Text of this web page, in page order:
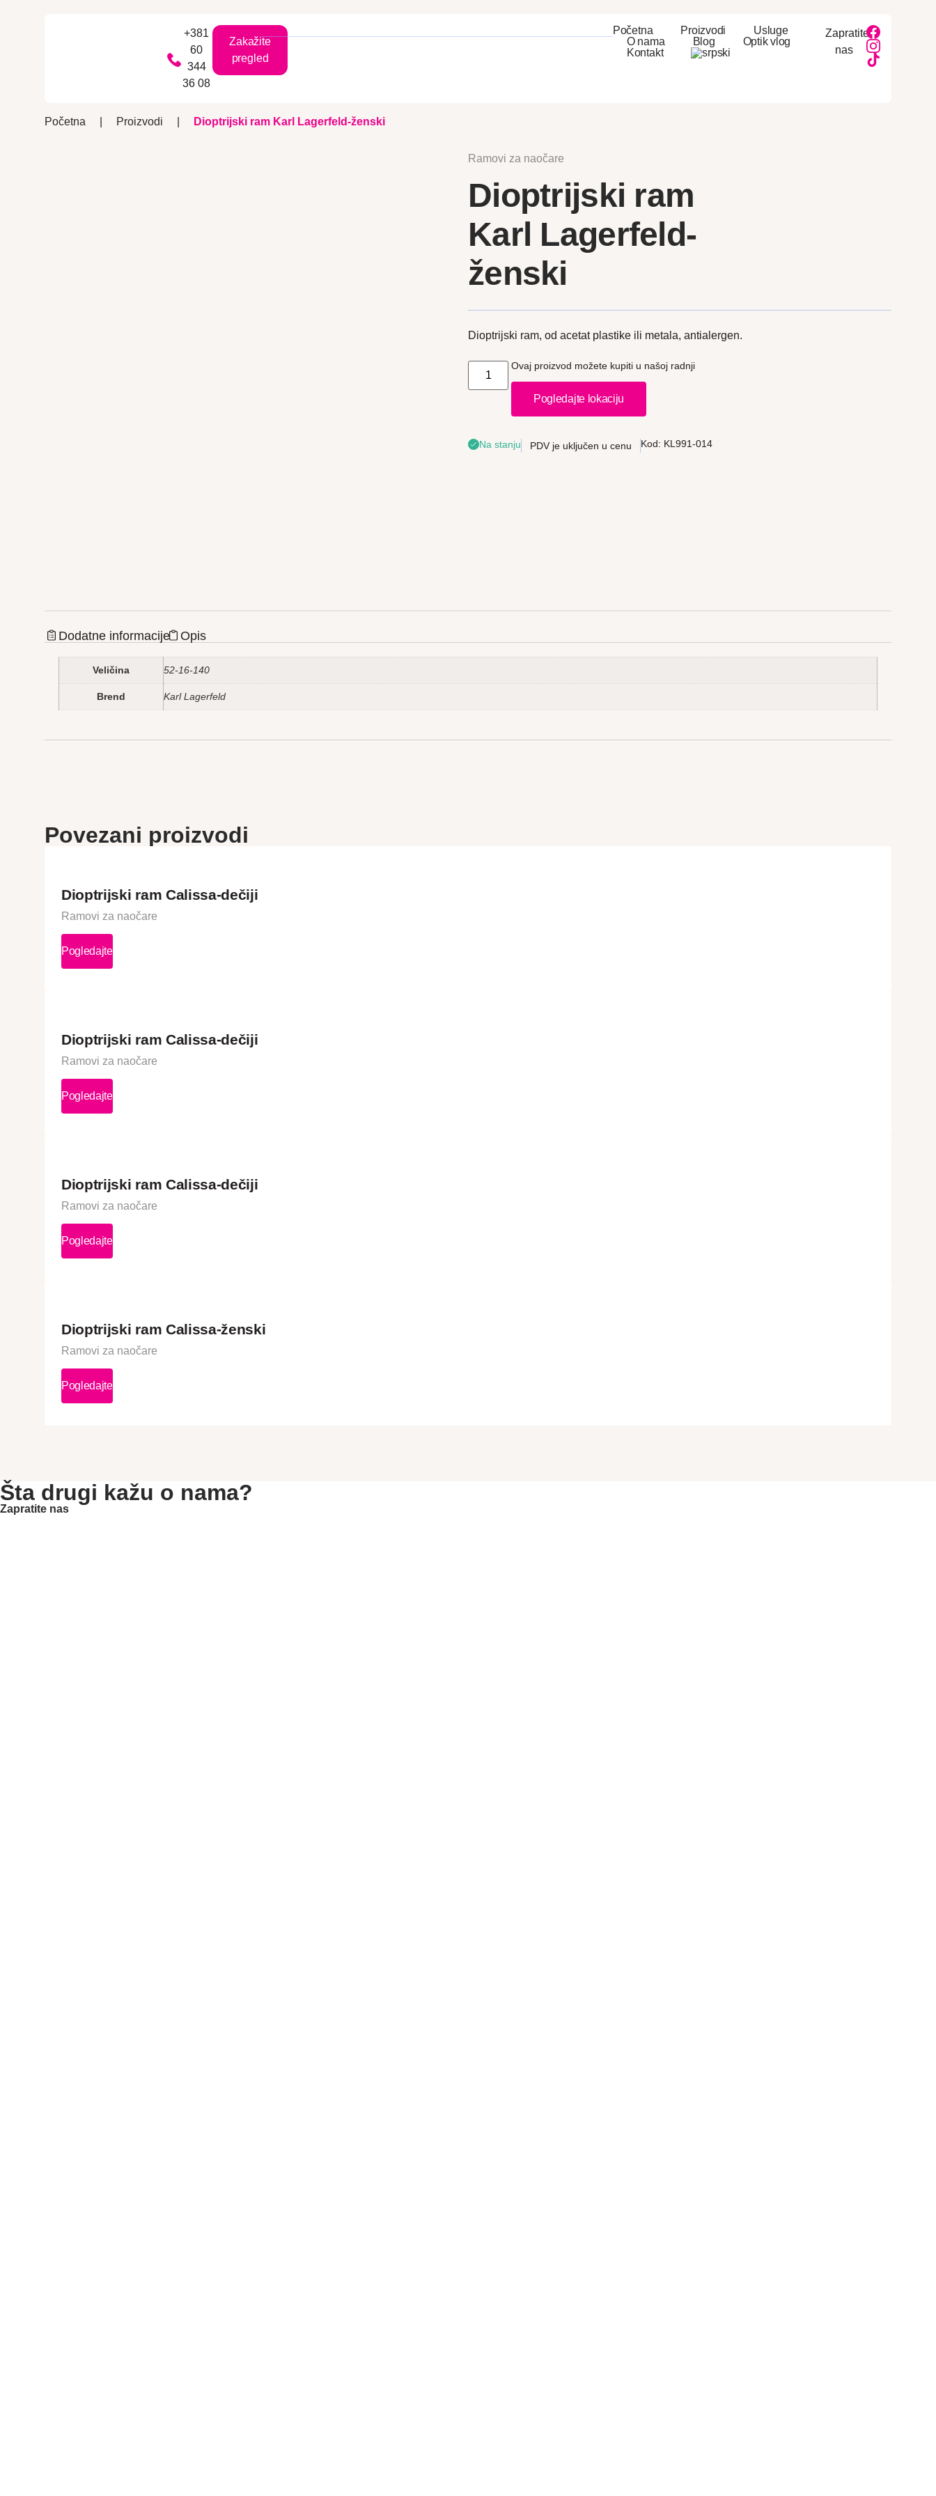
+381
60
344
36 08
Zakažite
pregled
Početna Proizvodi
Usluge
O nama
Blog
Optik vlog
Kontakt
Zapratite
nas
Početna Proizvodi Dioptrijski ram Karl Lagerfeld-ženski
Ramovi za naočare
Dioptrijski ram
Karl Lagerfeld-
ženski
Dioptrijski ram, od acetat plastike ili metala, antialergen.
Ovaj proizvod možete kupiti u našoj radnji
Pogledajte lokaciju
Na stanju PDV je uključen u cenu Kod: KL991-014
Dodatne informacije Opis
Veličina 52-16-140
Brend Karl Lagerfeld
Povezani proizvodi
Dioptrijski ram Calissa-dečiji
Ramovi za naočare
Pogledajte
Dioptrijski ram Calissa-dečiji
Ramovi za naočare
Pogledajte
Dioptrijski ram Calissa-dečiji
Ramovi za naočare
Pogledajte
Dioptrijski ram Calissa-ženski
Ramovi za naočare
Pogledajte
Šta drugi kažu o nama?
Zapratite nas